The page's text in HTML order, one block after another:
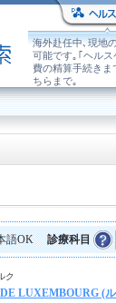
海外赴任中､現地
可能です｡｢ヘル
費の精算手続きま
ちらまで｡
語OK 診療科目
ク
LUXEMBOURG (ル